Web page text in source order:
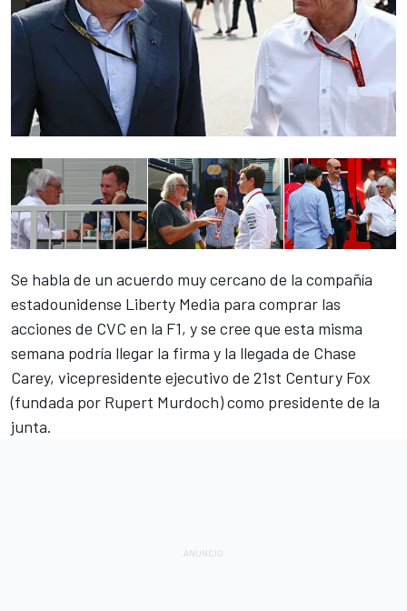
Se habla de un acuerdo muy cercano de la compañía
estadounidense Liberty Media para comprar las
acciones de CVC en la F1, y se cree que esta misma
semana podría llegar la firma y la llegada de Chase
Carey, vicepresidente ejecutivo de 21st Century Fox
(fundada por Rupert Murdoch) como presidente de la
junta.